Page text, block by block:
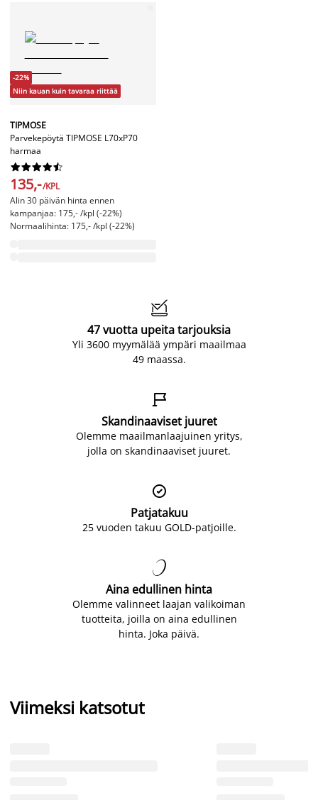
-22%
Niin kauan kuin tavaraa riittää
TIPMOSE
Parvekepöytä TIPMOSE L70xP70
harmaa






135,-/KPL
Alin 30 päivän hinta ennen
kampanjaa: 175,- /kpl (-22%)
Normaalihinta: 175,- /kpl (-22%)

47 vuotta upeita tarjouksia
Yli 3600 myymälää ympäri maailmaa
49 maassa.

Skandinaaviset juuret
Olemme maailmanlaajuinen yritys,
jolla on skandinaaviset juuret.

Patjatakuu
25 vuoden takuu GOLD-patjoille.

Aina edullinen hinta
Olemme valinneet laajan valikoiman
tuotteita, joilla on aina edullinen
hinta. Joka päivä.
Viimeksi katsotut